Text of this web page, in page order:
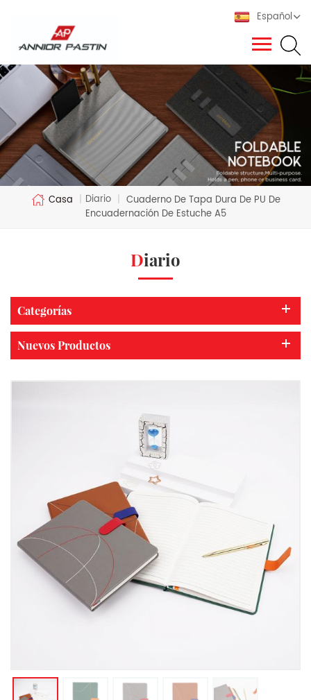
Español
Casa | Diario | Cuaderno De Tapa Dura De PU De
Encuadernación De Estuche A5
Diario
Categorías
Nuevos Productos